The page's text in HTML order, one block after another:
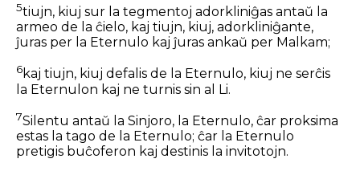
5tiujn, kiuj sur la tegmentoj adorkliniĝas antaŭ la
armeo de la ĉielo, kaj tiujn, kiuj, adorkliniĝante,
ĵuras per la Eternulo kaj ĵuras ankaŭ per Malkam;
6kaj tiujn, kiuj defalis de la Eternulo, kiuj ne serĉis
la Eternulon kaj ne turnis sin al Li.
7Silentu antaŭ la Sinjoro, la Eternulo, ĉar proksima
estas la tago de la Eternulo; ĉar la Eternulo
pretigis buĉoferon kaj destinis la invitotojn.